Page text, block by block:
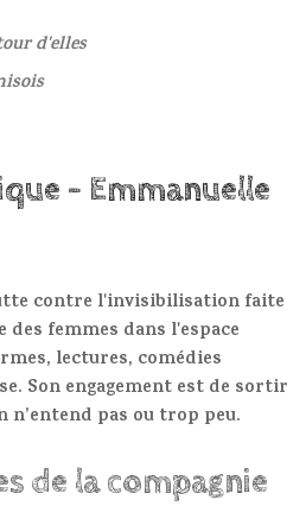
d'elles
- Emmanuelle
contre l'invisibilisation faite
des femmes dans l'espace
lectures, comédies
Son engagement est de sortir
n’entend pas ou trop peu.
de la compagnie